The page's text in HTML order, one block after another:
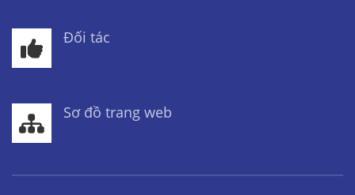
Đối tác
Sơ đồ trang web